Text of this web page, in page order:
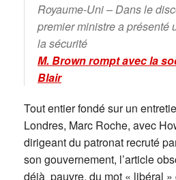
Royaume-Uni – Dans le
premier ministre a présenté
la sécurité
M. Brown rompt avec la
Blair
Tout entier fondé sur un
Londres, Marc Roche, avec
dirigeant du patronat recruté
son gouvernement, l’article
déjà pauvre, du mot « libéral